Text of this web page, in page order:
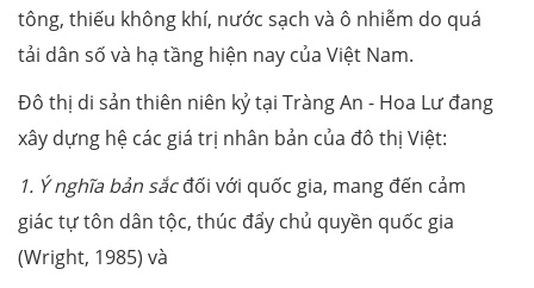
tông, thiếu không khí, nước sạch và ô nhiễm do quá
tải dân số và hạ tầng hiện nay của Việt Nam.
Đô thị di sản thiên niên kỷ tại Tràng An - Hoa Lư đang
xây dựng hệ các giá trị nhân bản của đô thị Việt:
1. Ý nghĩa bản sắcđối với quốc gia, mang đến cảm
giác tự tôn dân tộc, thúc đẩy chủ quyền quốc gia
(Wright, 1985) và